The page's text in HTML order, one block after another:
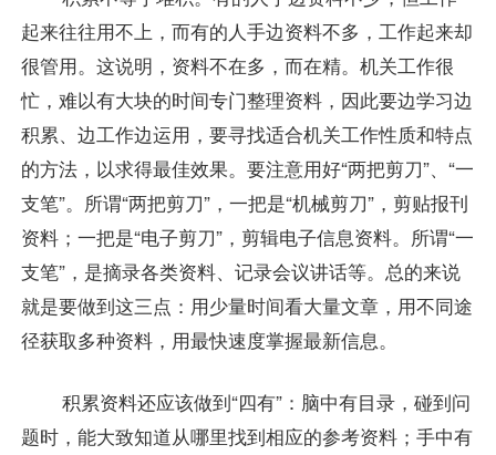
起来往往用不上，而有的人手边资料不多，工作起来却
很管用。这说明，资料不在多，而在精。机关工作很
忙，难以有大块的时间专门整理资料，因此要边学习边
积累、边工作边运用，要寻找适合机关工作性质和特点
的方法，以求得最佳效果。要注意用好“两把剪刀”、“一
支笔”。所谓“两把剪刀”，一把是“机械剪刀”，剪贴报刊
资料；一把是“电子剪刀”，剪辑电子信息资料。所谓“一
支笔”，是摘录各类资料、记录会议讲话等。总的来说
就是要做到这三点：用少量时间看大量文章，用不同途
径获取多种资料，用最快速度掌握最新信息。
积累资料还应该做到“四有”：脑中有目录，碰到问
题时，能大致知道从哪里找到相应的参考资料；手中有